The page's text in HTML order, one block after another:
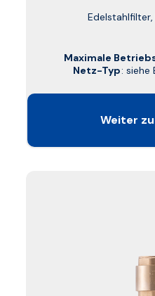
Maximale
Netz-Typ: siehe
Weiter